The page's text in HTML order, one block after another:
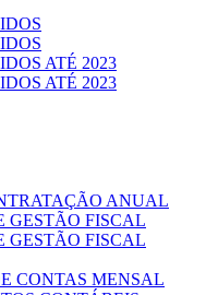
ATÉ 2023
ATÉ 2023
ANUAL
GESTÃO FISCAL
GESTÃO FISCAL
CONTAS MENSAL